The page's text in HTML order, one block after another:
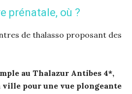
prénatale, où ?
de thalasso proposant des
au Thalazur Antibes 4*,
ville pour une vue plongeante